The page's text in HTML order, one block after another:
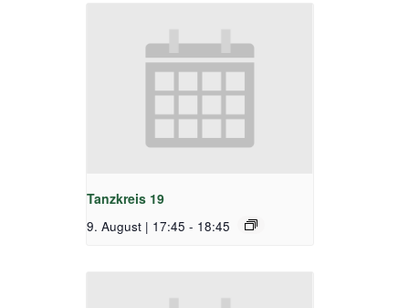
Tanzkreis 19
9. August | 17:45 - 18:45